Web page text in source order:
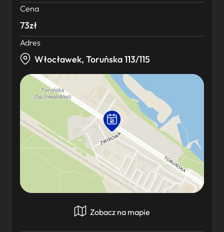
Cena
73zł
Adres
Włocławek, Toruńska 113/115
Zobacz na mapie